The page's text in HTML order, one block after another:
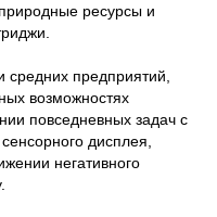
ресурсы и
предприятий,
возможностях
повседневных задач с
дисплея,
негативного